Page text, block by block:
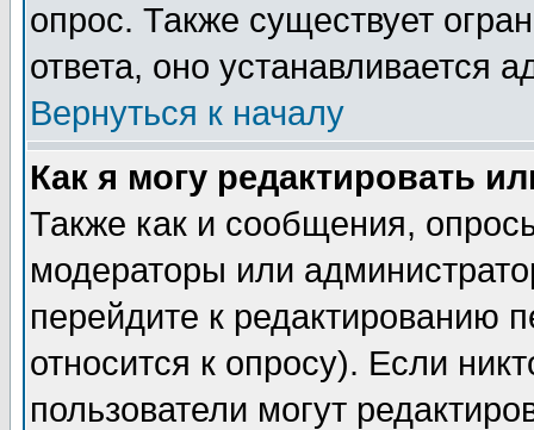
опрос. Также существует
ответа, оно устанавливается
Вернуться к началу
Как я могу редактировать
Также как и сообщения,
модераторы или
перейдите к редактированию
относится к опросу). Если
пользователи могут